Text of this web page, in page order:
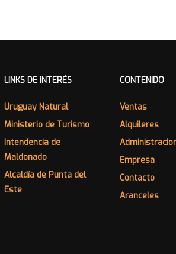
LINKS DE INTERÉS
Uruguay Natural
Ministerio de Turismo
Intendencia de
Maldonado
Alcaldía de Punta del
Este
CONTENIDO
Ventas
Alquileres
Empresa
Contacto
Aranceles